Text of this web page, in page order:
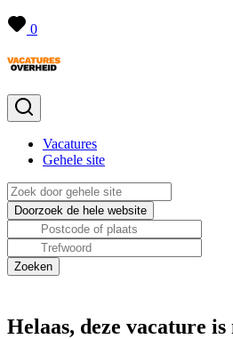
0
Vacatures
Gehele site
Helaas, deze vacature